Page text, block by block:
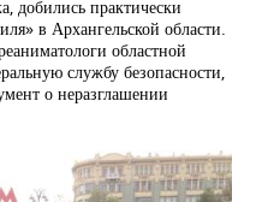
добились практически
в Архангельской области.
областной
службу безопасности,
о неразглашении